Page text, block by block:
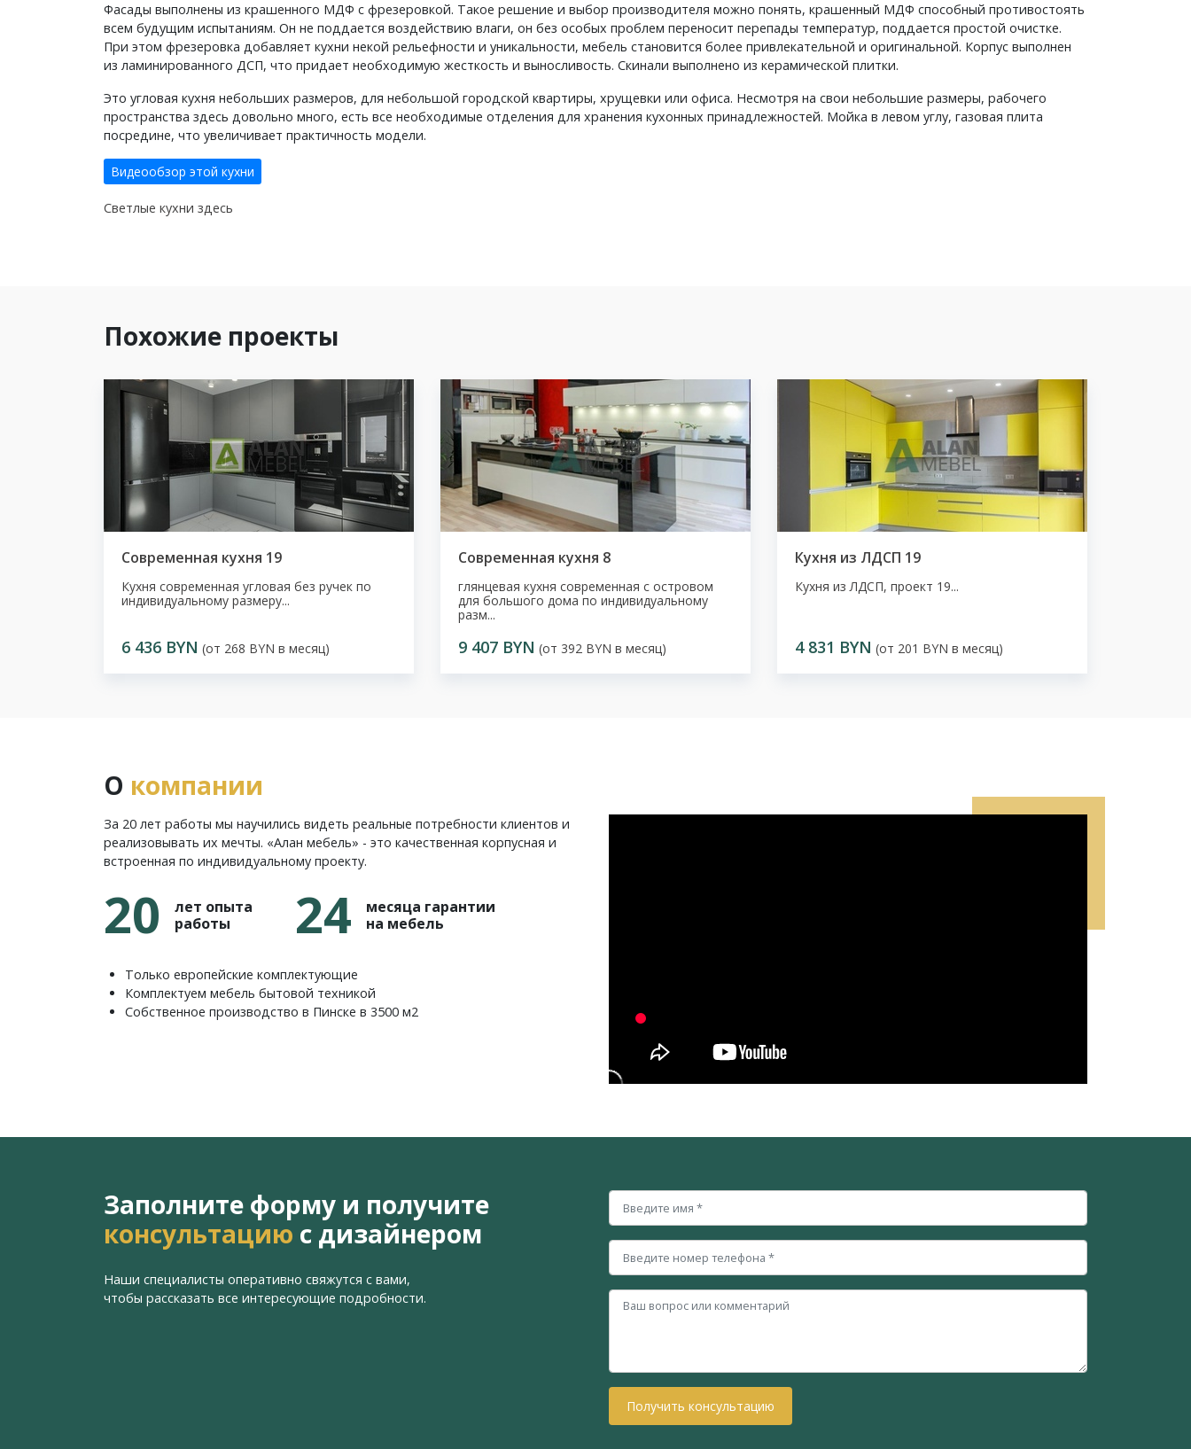
Фасады выполнены из крашенного МДФ с фрезеровкой. Такое решение и выбор производителя можно понять, крашенный МДФ способный противостоять
всем будущим испытаниям. Он не поддается воздействию влаги, он без особых проблем переносит перепады температур, поддается простой очистке.
При этом фрезеровка добавляет кухни некой рельефности и уникальности, мебель становится более привлекательной и оригинальной. Корпус выполнен
из ламинированного ДСП, что придает необходимую жесткость и выносливость. Скинали выполнено из керамической плитки.
Это угловая кухня небольших размеров, для небольшой городской квартиры, хрущевки или офиса. Несмотря на свои небольшие размеры, рабочего
пространства здесь довольно много, есть все необходимые отделения для хранения кухонных принадлежностей. Мойка в левом углу, газовая плита
посредине, что увеличивает практичность модели.
Видеообзор этой кухни
Светлые кухни здесь
Похожие проекты
Современная кухня 19
Кухня современная угловая без ручек по
индивидуальному размеру...
6 436 BYN (от 268 BYN в месяц)
Современная кухня 8
глянцевая кухня современная с островом
для большого дома по индивидуальному
разм...
9 407 BYN (от 392 BYN в месяц)
Кухня из ЛДСП 19
Кухня из ЛДСП, проект 19...
4 831 BYN (от 201 BYN в месяц)
О компании
За 20 лет работы мы научились видеть реальные потребности клиентов и
реализовывать их мечты. «Алан мебель» - это качественная корпусная и
встроенная по индивидуальному проекту.
20
лет опыта
работы
24
месяца гарантии
на мебель
Только европейские комплектующие
Комплектуем мебель бытовой техникой
Собственное производство в Пинске в 3500 м2
Заполните форму и получите
консультацию с дизайнером
Наши специалисты оперативно свяжутся с вами,
чтобы рассказать все интересующие подробности.
Получить консультацию